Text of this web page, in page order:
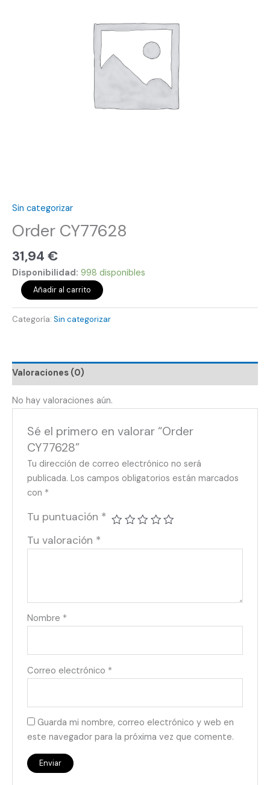
Sin categorizar
Order CY77628
31,94 €
Disponibilidad: 998 disponibles
Añadir al carrito
Categoría: Sin categorizar
Valoraciones (0)
No hay valoraciones aún.
Sé el primero en valorar “Order
CY77628”
Tu dirección de correo electrónico no será
publicada. Los campos obligatorios están marcados
con *
Tu puntuación *
Tu valoración *
Nombre *
Correo electrónico *
Guarda mi nombre, correo electrónico y web en
este navegador para la próxima vez que comente.